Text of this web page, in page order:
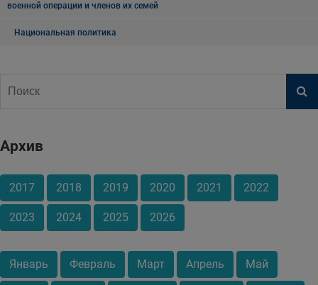
военной операции и членов их семей
Национальная политика
Архив
2017 2018 2019 2020 2021 2022
2023 2024 2025 2026
Январь Февраль Март Апрель Май